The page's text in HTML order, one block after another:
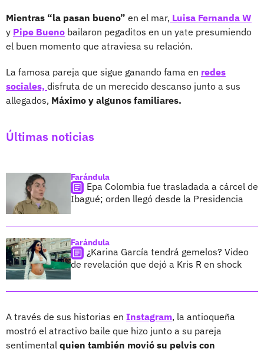
Mientras “la pasan bueno” en el mar, Luisa Fernanda W
y Pipe Bueno bailaron pegaditos en un yate presumiendo
el buen momento que atraviesa su relación.
La famosa pareja que sigue ganando fama en redes
sociales, disfruta de un merecido descanso junto a sus
allegados, Máximo y algunos familiares.
Últimas noticias
Farándula
Epa Colombia fue trasladada a cárcel de
Ibagué; orden llegó desde la Presidencia
Farándula
¿Karina García tendrá gemelos? Video
de revelación que dejó a Kris R en shock
A través de sus historias en Instagram, la antioqueña
mostró el atractivo baile que hizo junto a su pareja
sentimental quien también movió su pelvis con